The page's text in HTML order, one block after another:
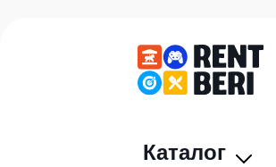
Каталог